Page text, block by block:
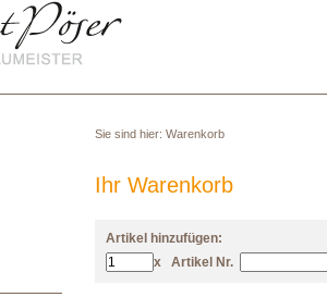
Sie sind hier: Warenkorb
Ihr Warenkorb
Artikel hinzufügen:
x
Artikel Nr.